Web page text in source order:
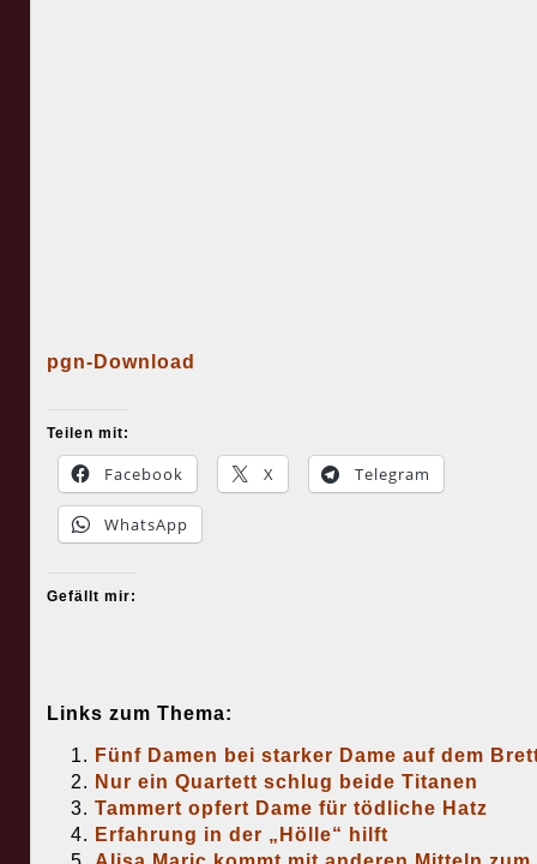
pgn-Download
Teilen mit:
Facebook X Telegram
WhatsApp
Gefällt mir:
Links zum Thema:
Fünf Damen bei starker Dame auf dem
Nur ein Quartett schlug beide Titanen
Tammert opfert Dame für tödliche Hatz
Erfahrung in der „Hölle“ hilft